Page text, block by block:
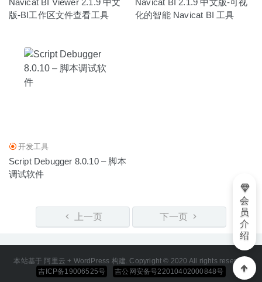
Navicat BI Viewer 2.1.9 中文
版-BI工作区文件查看工具
Navicat BI 2.1.9 中文版-可视
化的智能 Navicat BI 工具
开发工具
Script Debugger 8.0.10 – 脚本
调试软件
上一页 下一页
本站基于 阿里云 + WordPress 构建. Copyright © 2020 All rights reserved
吉ICP备19006525号
吉公网安备号22010402000848号
会
员
介
绍